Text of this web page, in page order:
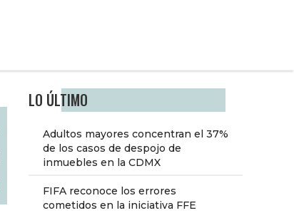
LO ÚLTIMO
Adultos mayores concentran el 37%
de los casos de despojo de
inmuebles en la CDMX
FIFA reconoce los errores
cometidos en la iniciativa FFE